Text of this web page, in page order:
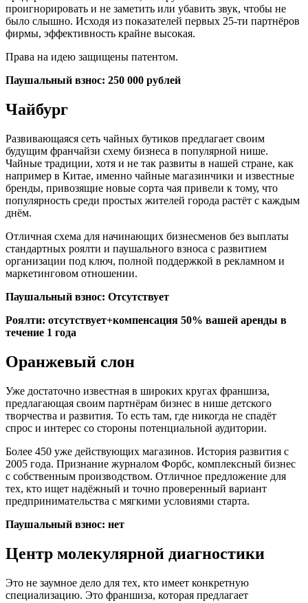
проигнорировать и не заметить или убавить звук, чтобы не
было слышно. Исходя из показателей первых 25-ти партнёров
фирмы, эффективность крайне высокая.
Права на идею защищены патентом.
Паушальный взнос: 250 000 рублей
Чайбург
Развивающаяся сеть чайных бутиков предлагает своим
будущим франчайзи схему бизнеса в популярной нише.
Чайные традиции, хотя и не так развиты в нашей стране, как
например в Китае, именно чайные магазинчики и известные
бренды, привозящие новые сорта чая привели к тому, что
популярность среди простых жителей города растёт с каждым
днём.
Отличная схема для начинающих бизнесменов без выплаты
стандартных роялти и паушального взноса с развитием
организации под ключ, полной поддержкой в рекламном и
маркетинговом отношении.
Паушальный взнос: Отсутствует
Роялти: отсутствует+компенсация 50% вашей аренды в
течение 1 года
Оранжевый слон
Уже достаточно известная в широких кругах франшиза,
предлагающая своим партнёрам бизнес в нише детского
творчества и развития. То есть там, где никогда не спадёт
спрос и интерес со стороны потенциальной аудитории.
Более 450 уже действующих магазинов. История развития с
2005 года. Признание журналом Форбс, комплексный бизнес
с собственным производством. Отличное предложение для
тех, кто ищет надёжный и точно проверенный вариант
предпринимательства с мягкими условиями старта.
Паушальный взнос: нет
Центр молекулярной диагностики
Это не заумное дело для тех, кто имеет конкретную
специализацию. Это франшиза, которая предлагает